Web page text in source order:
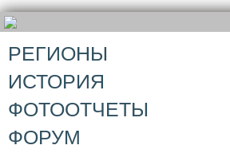
РЕГИОНЫ
ИСТОРИЯ
ФОТООТЧЕТЫ
ФОРУМ